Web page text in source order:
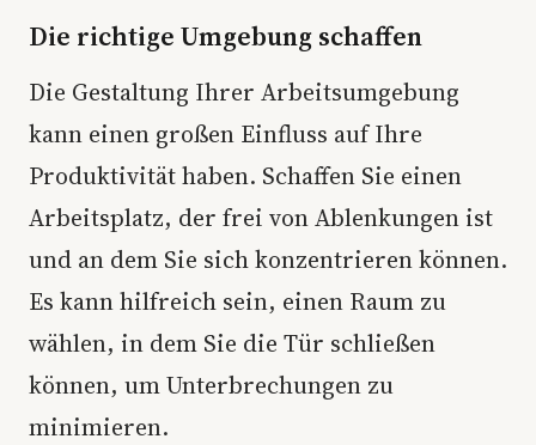
Die richtige Umgebung schaffen
Die Gestaltung Ihrer Arbeitsumgebung
kann einen großen Einfluss auf Ihre
Produktivität haben. Schaffen Sie einen
Arbeitsplatz, der frei von Ablenkungen ist
und an dem Sie sich konzentrieren können.
Es kann hilfreich sein, einen Raum zu
wählen, in dem Sie die Tür schließen
können, um Unterbrechungen zu
minimieren.